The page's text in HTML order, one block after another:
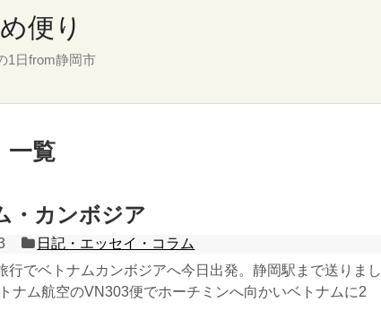
便り
1日from静岡市
一覧
・カンボジア
日記・エッセイ・コラム
行でベトナムカンボジアへ今日出発。静岡駅まで送りまし
ナム航空のVN303便でホーチミンへ向かいベトナムに2